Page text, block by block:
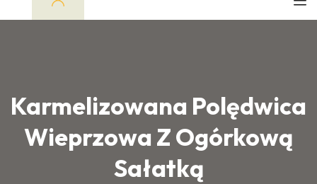
Karmelizowana Polędwica
Wieprzowa Z Ogórkową
Sałatką